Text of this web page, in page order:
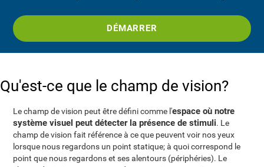
DÉMARRER
Qu'est-ce que le champ de vision?
Le champ de vision peut être défini comme l'espace où notre
système visuel peut détecter la présence de stimuli. Le
champ de vision fait référence à ce que peuvent voir nos yeux
lorsque nous regardons un point statique; à quoi correspond le
point que nous regardons et ses alentours (périphéries). Le